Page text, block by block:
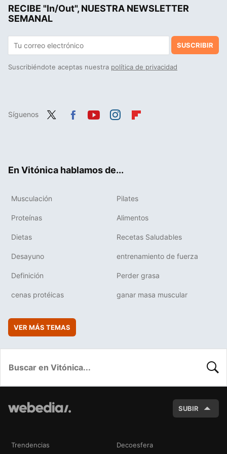
RECIBE "In/Out", NUESTRA NEWSLETTER
SEMANAL
SUSCRIBIR
Suscribiéndote aceptas nuestra política de privacidad
Síguenos
En Vitónica hablamos de...
Musculación Pilates
Proteínas Alimentos
Dietas Recetas Saludables
Desayuno entrenamiento de fuerza
Definición Perder grasa
cenas protéicas ganar masa muscular
VER MÁS TEMAS
SUBIR
Trendencias Decoesfera